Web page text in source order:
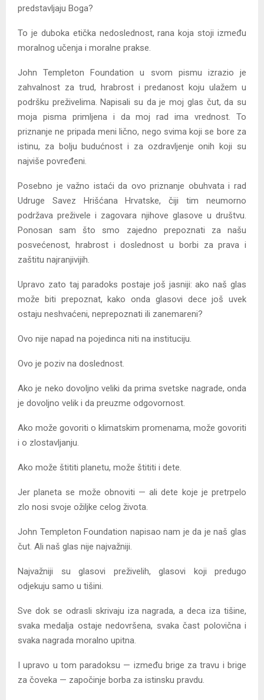
predstavljaju Boga?
To je duboka etička nedoslednost, rana koja stoji između
moralnog učenja i moralne prakse.
John Templeton Foundation u svom pismu izrazio je
zahvalnost za trud, hrabrost i predanost koju ulažem u
podršku preživelima. Napisali su da je moj glas čut, da su
moja pisma primljena i da moj rad ima vrednost. To
priznanje ne pripada meni lično, nego svima koji se bore za
istinu, za bolju budućnost i za ozdravljenje onih koji su
najviše povređeni.
Posebno je važno istaći da ovo priznanje obuhvata i rad
Udruge Savez Hrišćana Hrvatske, čiji tim neumorno
podržava preživele i zagovara njihove glasove u društvu.
Ponosan sam što smo zajedno prepoznati za našu
posvećenost, hrabrost i doslednost u borbi za prava i
zaštitu najranjivijih.
Upravo zato taj paradoks postaje još jasniji: ako naš glas
može biti prepoznat, kako onda glasovi dece još uvek
ostaju neshvaćeni, neprepoznati ili zanemareni?
Ovo nije napad na pojedinca niti na instituciju.
Ovo je poziv na doslednost.
Ako je neko dovoljno veliki da prima svetske nagrade, onda
je dovoljno velik i da preuzme odgovornost.
Ako može govoriti o klimatskim promenama, može govoriti
i o zlostavljanju.
Ako može štititi planetu, može štititi i dete.
Jer planeta se može obnoviti — ali dete koje je pretrpelo
zlo nosi svoje ožiljke celog života.
John Templeton Foundation napisao nam je da je naš glas
čut. Ali naš glas nije najvažniji.
Najvažniji su glasovi preživelih, glasovi koji predugo
odjekuju samo u tišini.
Sve dok se odrasli skrivaju iza nagrada, a deca iza tišine,
svaka medalja ostaje nedovršena, svaka čast polovična i
svaka nagrada moralno upitna.
I upravo u tom paradoksu — između brige za travu i brige
za čoveka — započinje borba za istinsku pravdu.